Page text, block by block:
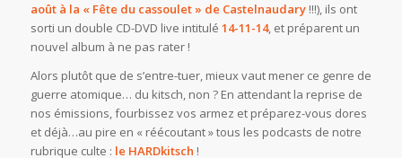
août à la « Fête du cassoulet » de Castelnaudary!!!), ils ont
sorti un double CD-DVD live intitulé 14-11-14, et préparent un
nouvel album à ne pas rater !
Alors plutôt que de s’entre-tuer, mieux vaut mener ce genre de
guerre atomique… du kitsch, non ? En attendant la reprise de
nos émissions, fourbissez vos armez et préparez-vous dores
et déjà…au pire en « réécoutant » tous les podcasts de notre
rubrique culte : le HARDkitsch !